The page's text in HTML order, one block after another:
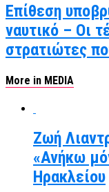
Επίθεση
ναυτικό – Οι
στρατιώτες
More in MEDIA
Ζωή
«Ανήκω
Ηρακλείου